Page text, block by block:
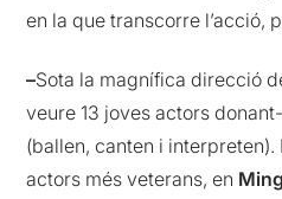
en la que transcorre l’acció,
–Sota la magnífica direcció
veure 13 joves actors
(ballen, canten i interpreten).
actors més veterans, en